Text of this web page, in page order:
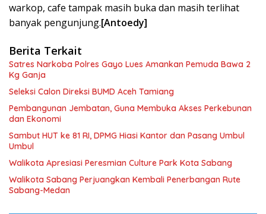
warkop, cafe tampak masih buka dan masih terlihat
banyak pengunjung.[Antoedy]
Berita Terkait
Satres Narkoba Polres Gayo Lues Amankan Pemuda Bawa 2
Kg Ganja
Seleksi Calon Direksi BUMD Aceh Tamiang
Pembangunan Jembatan, Guna Membuka Akses Perkebunan
dan Ekonomi
Sambut HUT ke 81 RI, DPMG Hiasi Kantor dan Pasang Umbul
Umbul
Walikota Apresiasi Peresmian Culture Park Kota Sabang
Walikota Sabang Perjuangkan Kembali Penerbangan Rute
Sabang-Medan